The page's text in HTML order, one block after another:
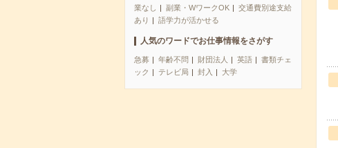
業なし
副業・WワークOK
交通費別途支給
あり
語学力が活かせる
人気のワードでお仕事情報をさがす
急募 年齢不問 財団法人 英語
書類チェ
ック
テレビ局 封入 大学